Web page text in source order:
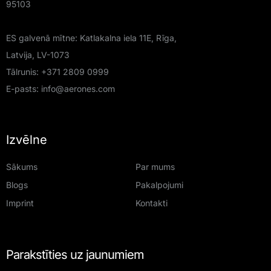
95103
ES galvenā mītne: Katlakalna iela 11E, Rīga,
Latvija, LV-1073
Tālrunis: +371 2809 0999
E-pasts: info@aerones.com
Izvēlne
Sākums
Par mums
Blogs
Pakalpojumi
Imprint
Kontakti
Parakstīties uz jaunumiem